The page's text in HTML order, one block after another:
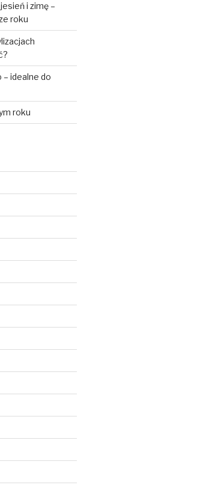
i zimę –
roku
idealne do
roku